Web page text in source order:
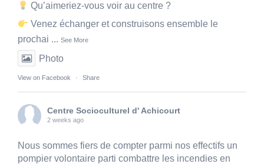
Qu’aimeriez-vous voir au centre ?
Venez échanger et construisons ensemble le
prochai ... See More
Photo
View on Facebook · Share
Centre Socioculturel d' Achicourt
2 weeks ago
Nous sommes fiers de compter parmi nos effectifs un
pompier volontaire parti combattre les incendies en